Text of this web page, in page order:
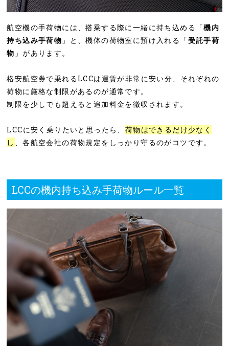
航空機の手荷物には、搭乗する際に一緒に持ち込める「機内
持ち込み手荷物 」と、機体の荷物室に預け入れる「受託手荷
物 」があります。
格安航空券で乗れるLCCは運賃が非常に安い分、それぞれの
荷物に厳格な制限があるのが通常です。
制限を少しでも超えると追加料金を徴収されます。
LCCに安く乗りたいと思ったら、 荷物はできるだけ少なく
し 、各航空会社の荷物規定をしっかり守るのがコツです。
LCCの機内持ち込み手荷物ルール一覧